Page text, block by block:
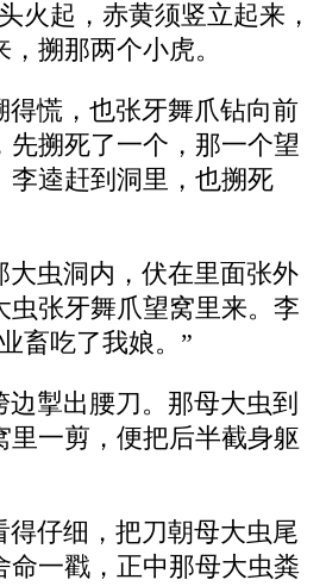
火起，赤黄须竖立起来，
搠那两个小虎。
得慌，也张牙舞爪钻向前
先搠死了一个，那一个望
李逵赶到洞里，也搠死
大虫洞内，伏在里面张外
虫张牙舞爪望窝里来。李
畜吃了我娘。”
边掣出腰刀。那母大虫到
里一剪，便把后半截身躯
得仔细，把刀朝母大虫尾
命一戳，正中那母大虫粪